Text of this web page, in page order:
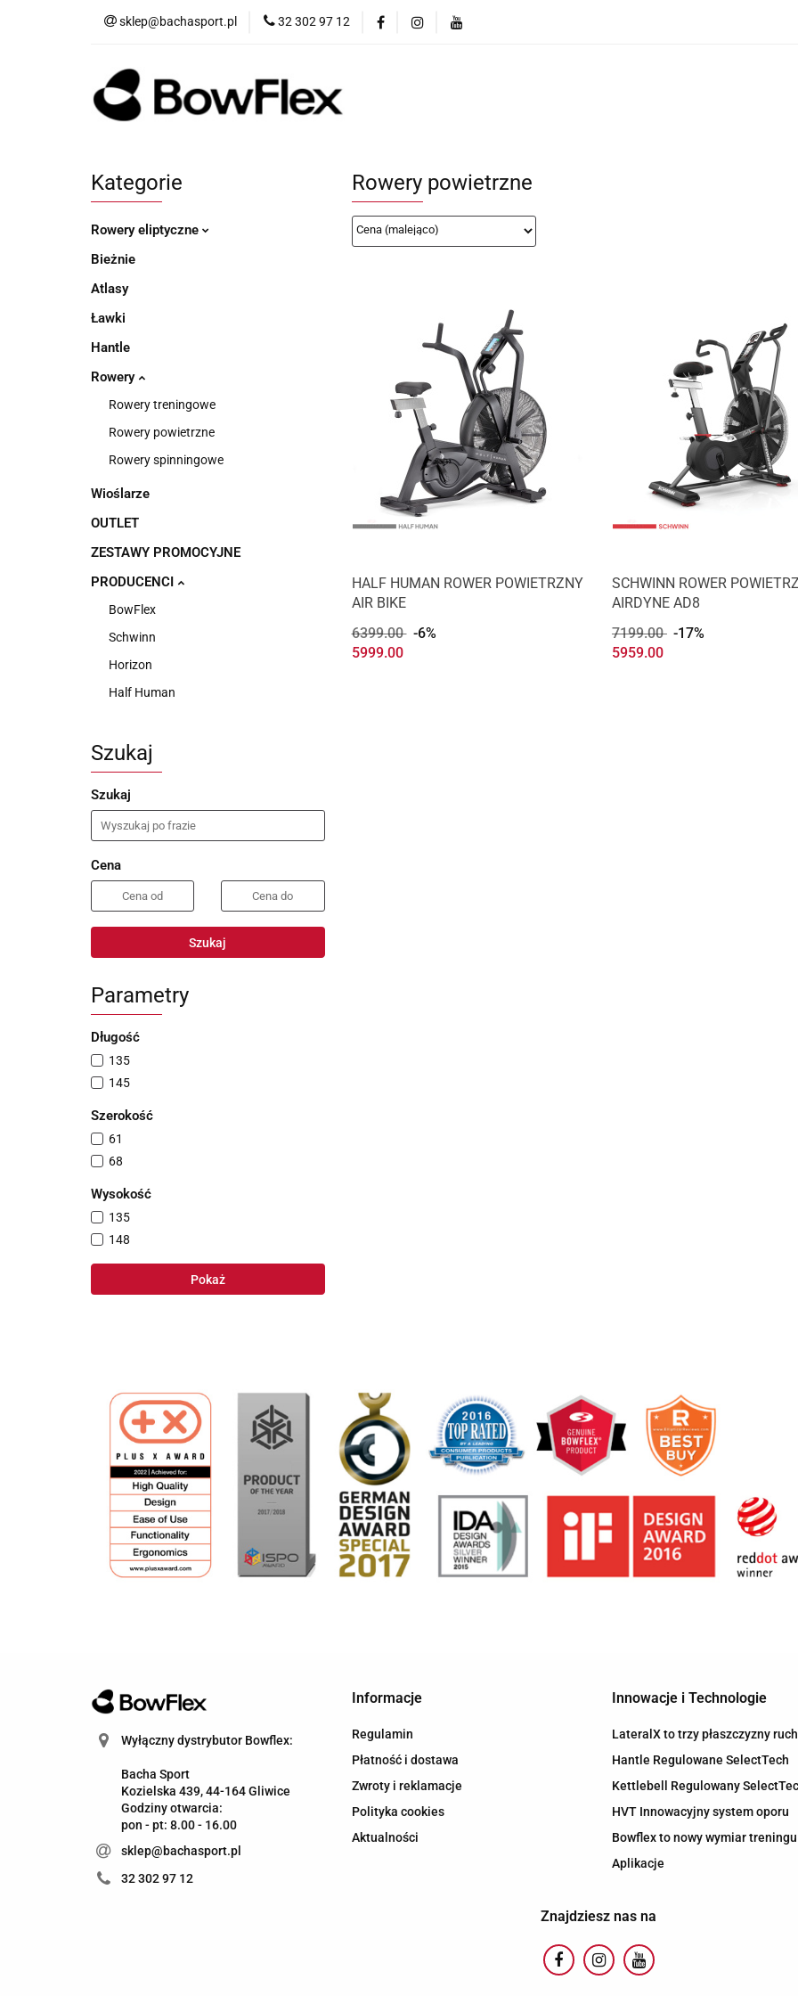
sklep@bachasport.pl 32 302 97 12
Produkty Więcej o markach
Kategorie
Rowery eliptyczne
Bieżnie
Atlasy
Ławki
Hantle
Rowery
Rowery treningowe
Rowery powietrzne
Rowery spinningowe
Wioślarze
OUTLET
ZESTAWY PROMOCYJNE
PRODUCENCI
BowFlex
Schwinn
Horizon
Half Human
Szukaj
Szukaj
Cena
Szukaj
Parametry
Długość
135
145
Szerokość
61
68
Wysokość
135
148
Pokaż
Rowery powietrzne
Produkt niedostępny
HALF HUMAN ROWER POWIETRZNY
AIR BIKE
6399.00
-6%
5999.00
Produkt niedostępny
SCHWINN ROWER
AIRDYNE AD8
7199.00 -17%
5959.00
Wyłączny dystrybutor Bowflex:
Bacha Sport
Kozielska 439, 44-164 Gliwice
Godziny otwarcia:
pon - pt: 8.00 - 16.00
sklep@bachasport.pl
32 302 97 12
Informacje
Regulamin
Płatność i dostawa
Zwroty i reklamacje
Polityka cookies
Aktualności
Innowacje i Technologie
LateralX to trzy płaszczyzny
Hantle Regulowane SelectTech
Kettlebell Regulowany
HVT Innowacyjny system oporu
Bowflex to nowy wymiar treningu
Aplikacje
Znajdziesz nas na